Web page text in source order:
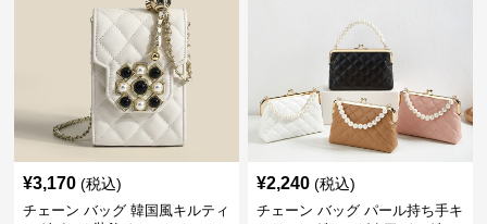
¥3,170 (税込)
チェーン バッグ 韓国風キルティ
¥2,240 (税込)
チェーン バッグ パール持ち手キ